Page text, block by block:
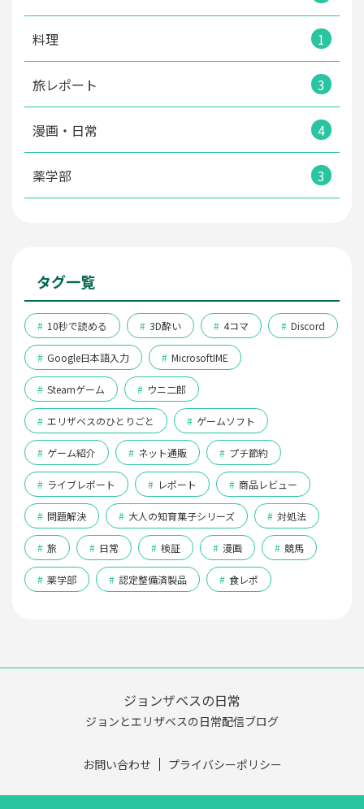
料理 1
旅レポート 3
漫画・日常 4
薬学部 3
タグ一覧
# 10秒で読める # 3D酔い # 4コマ # Discord
# Google日本語入力 # MicrosoftIME
# Steamゲーム # ウニ二郎
# エリザベスのひとりごと # ゲームソフト
# ゲーム紹介 # ネット通販 # プチ節約
# ライブレポート # レポート # 商品レビュー
# 問題解決 # 大人の知育菓子シリーズ # 対処法
# 旅 # 日常 # 検証 # 漫画 # 競馬
# 薬学部 # 認定整備済製品 # 食レポ
ジョンザベスの日常
ジョンとエリザベスの日常配信ブログ
お問い合わせ プライバシーポリシー